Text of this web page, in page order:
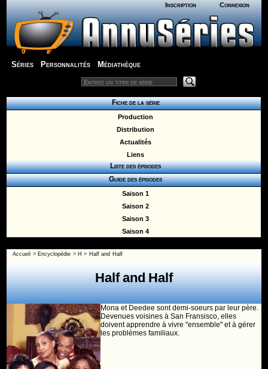
Inscription Connexion
Séries Personnalités Médiathèque
Fiche de la série
Production
Distribution
Actualités
Liens
Liste des épisodes
Guide des épisodes
Saison 1
Saison 2
Saison 3
Saison 4
Accueil > Encyclopédie > H > Half and Half
Half and Half
Mona et Deedee sont demi-soeurs par leur père.
Devenues voisines à San Fransisco, elles
doivent apprendre à vivre "ensemble" et à gérer
les problèmes familiaux.